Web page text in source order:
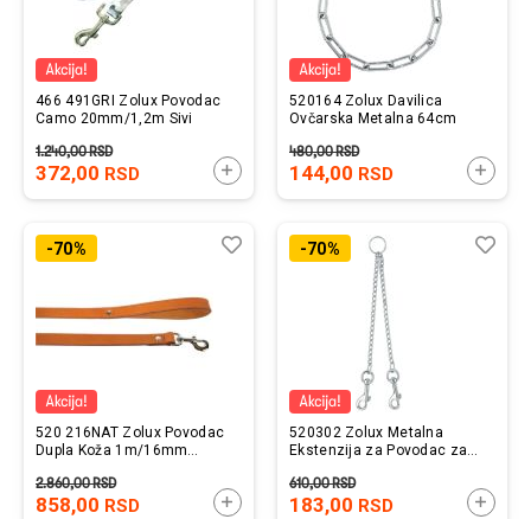
466 491GRI Zolux Povodac
Camo 20mm/1,2m Sivi
372,00 RSD
1.240,00RSD
DODAJTE U KORPU
520164 Zolux Davilica
Ovčarska Metalna 64cm
144,00 RSD
480,00RSD
-70%
520 216NAT Zolux Povodac
Dupla Koža 1m/16mm
858,00 RSD
2.860,00RSD
DODAJTE U KORPU
Lista
Uporedi-70%
520302 Zolux Metalna
Ekstenzija za Povodac za
183,00 RSD
610,00RSD